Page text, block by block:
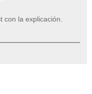
con la explicación.